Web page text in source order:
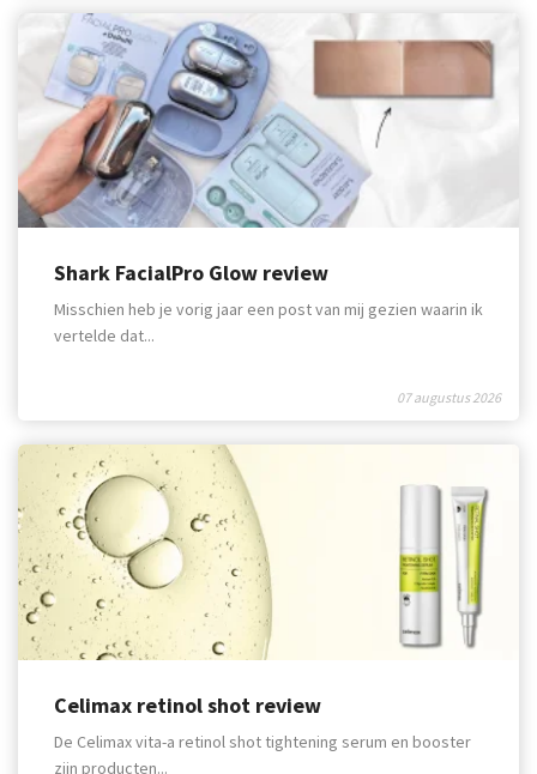
Shark FacialPro Glow review
07 augustus 2026
Misschien heb je vorig jaar een post van mij gezien waarin ik
vertelde dat...
Celimax retinol shot review
De Celimax vita-a retinol shot tightening serum en booster
zijn producten...